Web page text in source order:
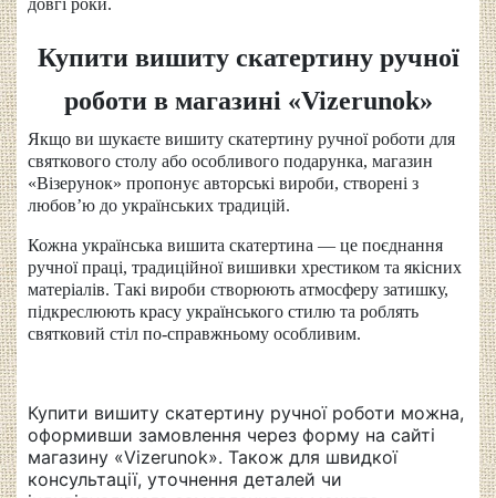
довгі роки.
Купити вишиту скатертину ручної
роботи в магазині «Vizerunok»
Якщо ви шукаєте вишиту скатертину ручної роботи для
святкового столу або особливого подарунка, магазин
«Візерунок» пропонує авторські вироби, створені з
любов’ю до українських традицій.
Кожна українська вишита скатертина — це поєднання
ручної праці, традиційної вишивки хрестиком та якісних
матеріалів. Такі вироби створюють атмосферу затишку,
підкреслюють красу українського стилю та роблять
святковий стіл по-справжньому особливим.
Купити вишиту скатертину ручної роботи можна,
оформивши замовлення через форму на сайті
магазину «Vizerunok». Також для швидкої
консультації, уточнення деталей чи